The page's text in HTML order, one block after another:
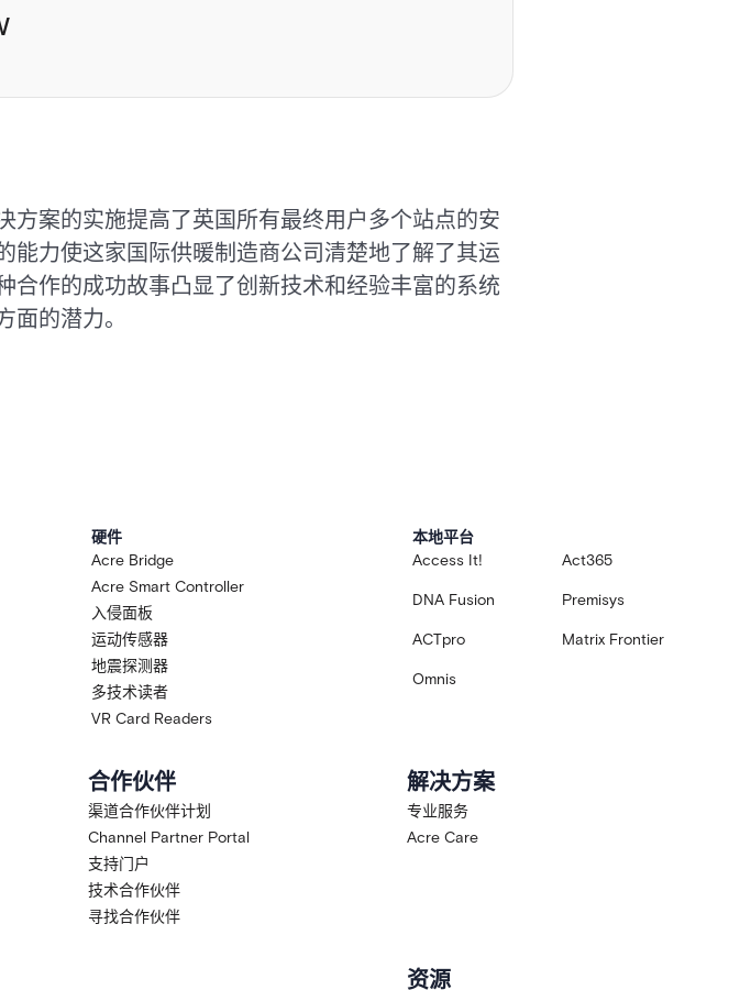
方案的实施提高了英国所有最终用户多个站点的安
力使这家国际供暖制造商公司清楚地了解了其运
合作的成功故事凸显了创新技术和经验丰富的系统
的潜力。
硬件
Acre Bridge
Acre Smart Controller
入侵面板
运动传感器
地震探测器
多技术读者
VR Card Readers
本地平台
Access It!
Act365
DNA Fusion Premisys
ACTpro Matrix Frontier
Omnis
合作伙伴
渠道合作伙伴计划
Channel Partner Portal
支持门户
技术合作伙伴
寻找合作伙伴
解决方案
专业服务
Acre Care
资源